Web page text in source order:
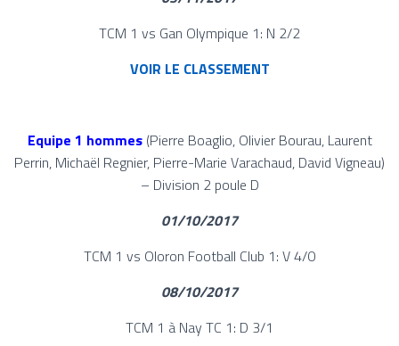
TCM 1 vs Gan Olympique 1: N 2/2
VOIR LE CLASSEMENT
Equipe 1 hommes(Pierre Boaglio, Olivier Bourau, Laurent
Perrin, Michaël Regnier, Pierre-Marie Varachaud, David Vigneau)
– Division 2 poule D
01/10/2017
TCM 1 vs Oloron Football Club 1: V 4/0
08/10/2017
TCM 1 à Nay TC 1: D 3/1